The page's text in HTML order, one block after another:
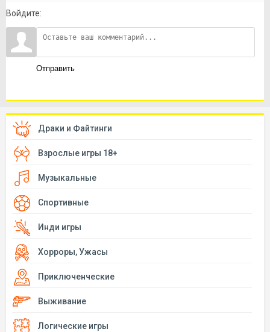
Войдите:
Отправить
Драки и Файтинги
Взрослые игры 18+
Музыкальные
Спортивные
Инди игры
Хорроры, Ужасы
Приключенческие
Выживание
Логические игры